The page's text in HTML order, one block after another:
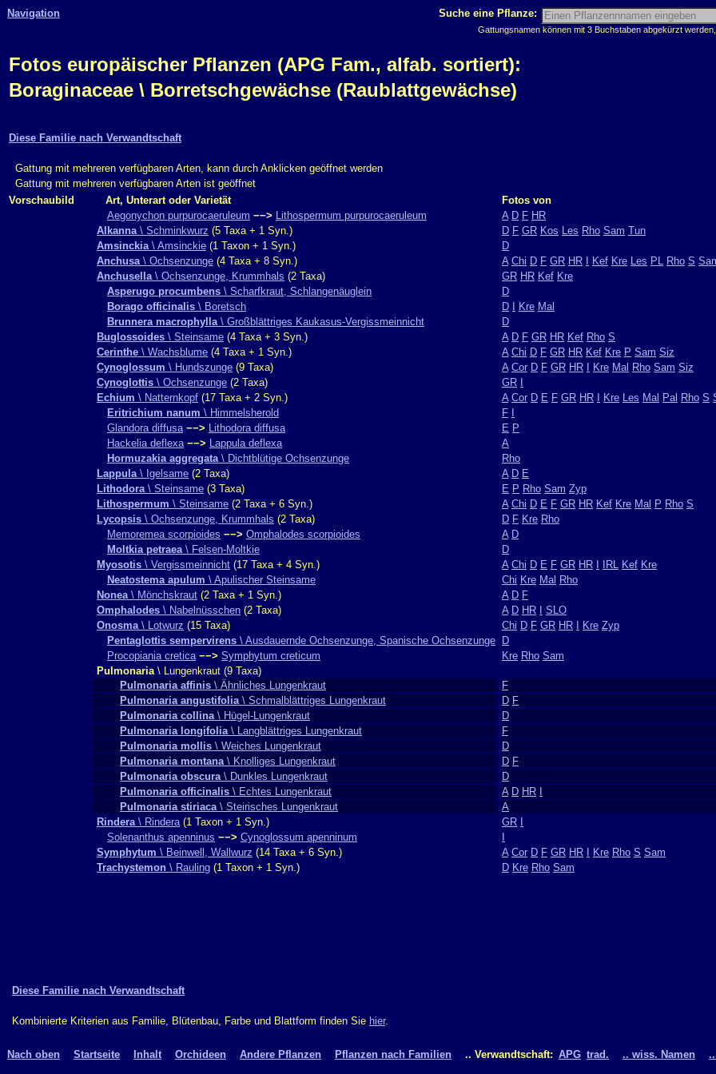
Navigation Suche eine Pflanze:
Gattungsnamen können mit 3 Buchstaben abgekürzt
Fotos europäischer Pflanzen (APG Fam., alfab. sortiert):
Boraginaceae \ Borretschgewächse (Raublattgewächse)
Diese Familie nach Verwandtschaft
Gattung mit mehreren verfügbaren Arten, kann durch Anklicken geöffnet werden
Gattung mit mehreren verfügbaren Arten ist geöffnet
Vorschaubild
Art, Unterart oder Varietät
Fotos von
Aegonychon purpurocaeruleum −−> Lithospermum purpurocaeruleum A D F HR
Alkanna\ Schminkwurz (5 Taxa + 1 Syn.) D F GR Kos Les Rho Sam Tun
Amsinckia\ Amsinckie (1 Taxon + 1 Syn.)
D
Anchusa\ Ochsenzunge (4 Taxa + 8 Syn.) A Chi D F GR HR Kef Kre Les PL Rho S
Anchusella\ Ochsenzunge, Krummhals (2 Taxa) GR HR Kef Kre
Asperugo procumbens \ Scharfkraut, Schlangenäuglein
D
Borago officinalis \ Boretsch D Kre Mal
Brunnera macrophylla\ Großblättriges Kaukasus-Vergissmeinnicht
D
Buglossoides \ Steinsame (4 Taxa + 3 Syn.) A D F GR HR Kef Rho S
Cerinthe \ Wachsblume (4 Taxa + 1 Syn.) A Chi D F GR HR Kef Kre P Sam Siz
Cynoglossum \ Hundszunge (9 Taxa) A Cor D F GR HR Kre Mal Rho Sam Siz
Cynoglottis \ Ochsenzunge (2 Taxa) GR
Echium \ Natternkopf (17 Taxa + 2 Syn.) A Cor D E F GR HR Kre Les Mal Pal Rho S
Eritrichium nanum \ Himmelsherold F
Glandora diffusa −−> Lithodora diffusa E P
Hackelia deflexa −−> Lappula deflexa
A
Hormuzakia aggregata\ Dichtblütige Ochsenzunge
Rho
Lappula\ Igelsame (2 Taxa) A D E
Lithodora\ Steinsame (3 Taxa) E P Rho Sam Zyp
Lithospermum \ Steinsame (2 Taxa + 6 Syn.) A Chi D E F GR HR Kef Kre Mal P Rho S
Lycopsis \ Ochsenzunge, Krummhals (2 Taxa) D F Kre Rho
Memoremea scorpioides −−> Omphalodes scorpioides A D
Moltkia petraea\ Felsen-Moltkie
D
Myosotis \ Vergissmeinnicht (17 Taxa + 4 Syn.) A Chi D E F GR HR IRL Kef Kre
Neatostema apulum \ Apulischer Steinsame Chi Kre Mal Rho
Nonea\ Mönchskraut (2 Taxa + 1 Syn.) A D F
Omphalodes \ Nabelnüsschen (2 Taxa) A D HR
SLO
Onosma\ Lotwurz (15 Taxa) Chi D F GR HR Kre Zyp
Pentaglottis sempervirens \ Ausdauernde Ochsenzunge, Spanische Ochsenzunge
D
Procopiania cretica −−> Symphytum creticum Kre Rho Sam
Pulmonaria\ Lungenkraut (9 Taxa)
Pulmonaria affinis \ Ähnliches Lungenkraut
F
Pulmonaria angustifolia\ Schmalblättriges Lungenkraut D F
Pulmonaria collina\ Hügel-Lungenkraut
D
Pulmonaria longifolia\ Langblättriges Lungenkraut
F
Pulmonaria mollis \ Weiches Lungenkraut
D
Pulmonaria montana\ Knolliges Lungenkraut D F
Pulmonaria obscura\ Dunkles Lungenkraut
D
Pulmonaria officinalis \ Echtes Lungenkraut A D HR
Pulmonaria stiriaca\ Steirisches Lungenkraut
A
Rindera\ Rindera(1 Taxon + 1 Syn.) GR
Solenanthus apenninus −−> Cynoglossum apenninum
Symphytum \ Beinwell, Wallwurz (14 Taxa + 6 Syn.) A Cor D F GR HR Kre Rho S Sam
Trachystemon \ Rauling (1 Taxon + 1 Syn.) D Kre Rho Sam
Diese Familie nach Verwandtschaft
Kombinierte Kriterien aus Familie, Blütenbau, Farbe und Blattform finden Sie hier.
Nach oben Startseite Inhalt Orchideen Andere Pflanzen Pflanzen nach Familien .. Verwandtschaft: APG trad. .. wiss. Namen